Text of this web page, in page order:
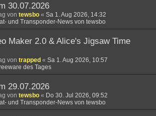
30.07.2026
von tewsbo « Sa 1. Aug 2026, 14:32
und Transponder-News von tewsbo
Maker 2.0 & Alice's Jigsaw Time
von trapped « Sa 1. Aug 2026, 10:57
des Tages
29.07.2026
von tewsbo « Do 30. Jul 2026, 09:52
und Transponder-News von tewsbo